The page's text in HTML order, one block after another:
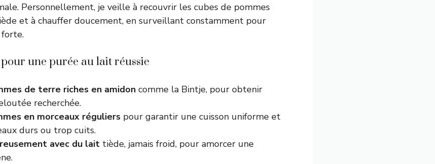
Personnellement, je veille à recouvrir les cubes de pommes
et à chauffer doucement, en surveillant constamment pour
une purée au lait réussie
de terre riches en amidon comme la Bintje, pour obtenir
recherchée.
en morceaux réguliers pour garantir une cuisson uniforme et
durs ou trop cuits.
avec du lait tiède, jamais froid, pour amorcer une